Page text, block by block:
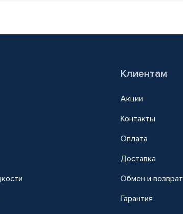
Клиентам
Акции
Контакты
Оплата
Доставка
Обмен и возврат
Гарантия